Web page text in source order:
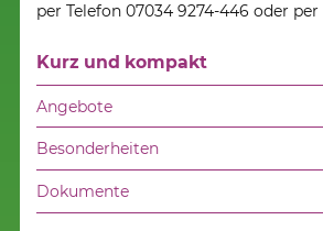
per Telefon 07034 9274-446 oder per
Kurz und kompakt
Angebote
Besonderheiten
Dokumente